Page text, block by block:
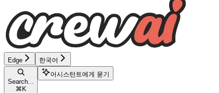
Edge 한국어
Search...
⌘ K
어시스턴트에게 묻기